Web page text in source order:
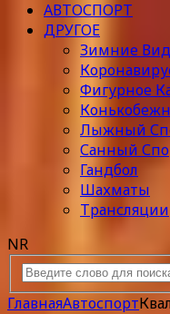
АВТОСПОРТ
ДРУГОЕ
Зимние
Фигурное
Лыжный
Санный
Гандбол
Шахматы
Трансляции
NR
ГлавнаяАвтоспорт